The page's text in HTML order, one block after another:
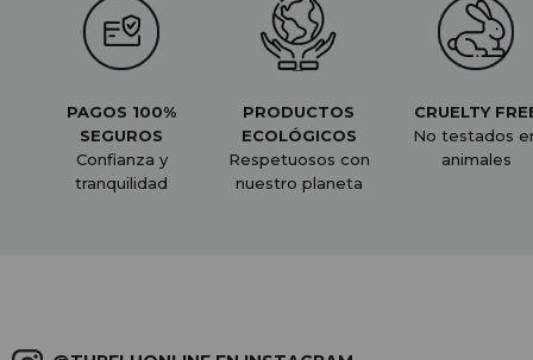
PAGOS 100%
SEGUROS
Confianza y
tranquilidad
PRODUCTOS
ECOLÓGICOS
Respetuosos con
nuestro planeta
CRUELTY
No testados
animales